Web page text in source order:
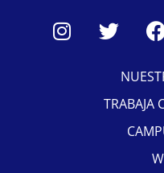
TRABAJA